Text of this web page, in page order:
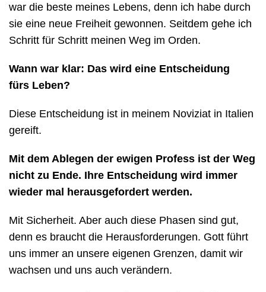
war die beste meines Lebens, denn ich habe durch
sie eine neue Freiheit gewonnen. Seitdem gehe ich
Schritt für Schritt meinen Weg im Orden.
Wann war klar: Das wird eine Entscheidung
fürs Leben?
Diese Entscheidung ist in meinem Noviziat in Italien
gereift.
Mit dem Ablegen der ewigen Profess ist der Weg
nicht zu Ende. Ihre Entscheidung wird immer
wieder mal herausgefordert werden.
Mit Sicherheit. Aber auch diese Phasen sind gut,
denn es braucht die Herausforderungen. Gott führt
uns immer an unsere eigenen Grenzen, damit wir
wachsen und uns auch verändern.